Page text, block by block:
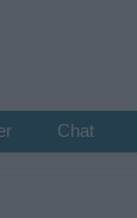
Chat